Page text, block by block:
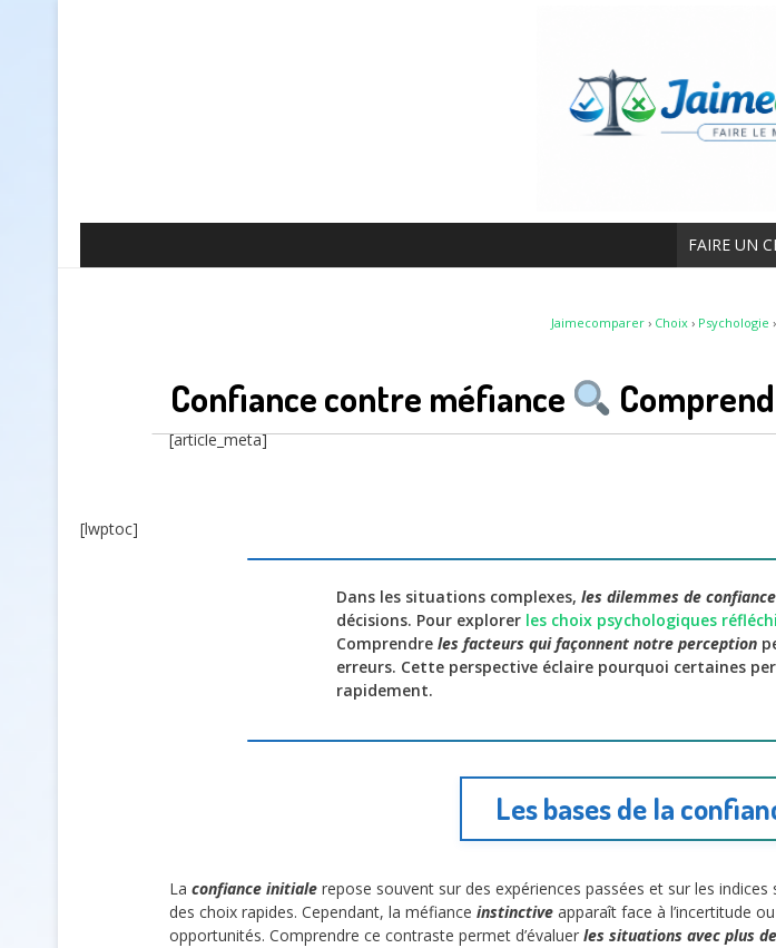
FAIRE UN
Jaimecomparer › Choix › Psychologie ›
Confiance contre méfiance
[article_meta]
[lwptoc]
Dans les situations complexes, les dilemmes de
décisions. Pour explorer les choix psychologiques
Comprendre les facteurs qui façonnent notre perception
erreurs. Cette perspective éclaire pourquoi certaines
rapidement.
Les bases de la
La confiance initiale repose souvent sur des expériences passées et sur les
des choix rapides. Cependant, la méfiance instinctive apparaît face à l’incertitude
opportunités. Comprendre ce contraste permet d’évaluer les situations avec plus